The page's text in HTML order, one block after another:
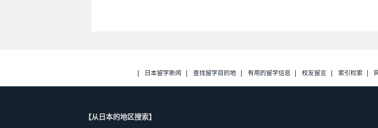
日本留学新闻 查找留学目的地 有用的留学信息 校友留言 索引检索
【从日本的地区搜索】